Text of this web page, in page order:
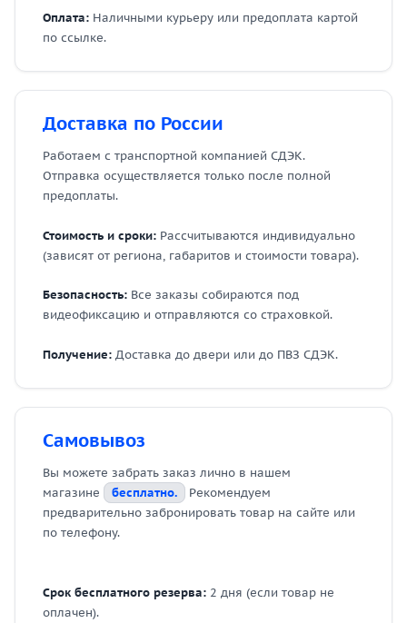
Оплата: Наличными курьеру или предоплата картой
по ссылке.
Доставка по России
Работаем с транспортной компанией СДЭК.
Отправка осуществляется только после полной
предоплаты.
Стоимость и сроки: Рассчитываются индивидуально
(зависят от региона, габаритов и стоимости товара).
Безопасность: Все заказы собираются под
видеофиксацию и отправляются со страховкой.
Получение: Доставка до двери или до ПВЗ СДЭК.
Самовывоз
Вы можете забрать заказ лично в нашем
магазине
бесплатно.
Рекомендуем
предварительно забронировать товар на сайте или
по телефону.
Срок бесплатного резерва: 2 дня (если товар не
оплачен).